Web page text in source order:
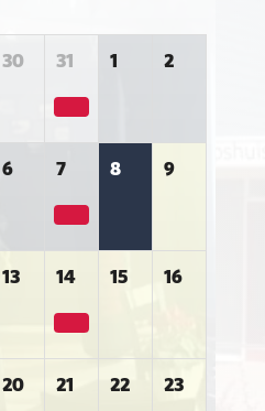
30 31 1 2
6 7 8 9
13 14 15 16
20 21 22 23